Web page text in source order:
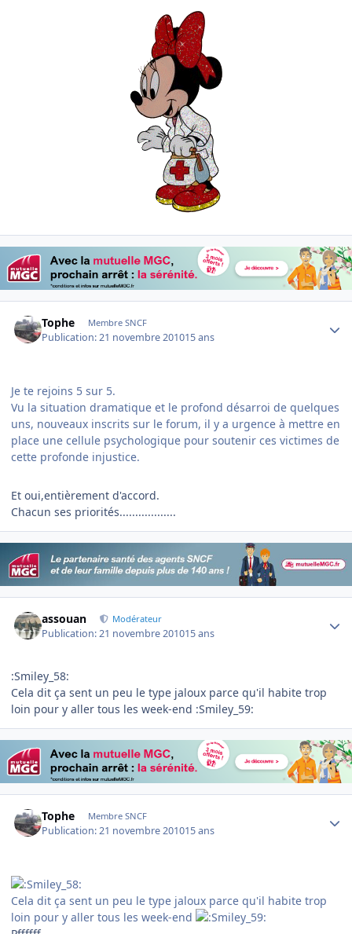
Tophe Membre SNCF
Publication:21 novembre 201015 ans
Je te rejoins 5 sur 5.
Vu la situation dramatique et le profond désarroi de quelques
uns, nouveaux inscrits sur le forum, il y a urgence à mettre en
place une cellule psychologique pour soutenir ces victimes de
cette profonde injustice.
Et oui,entièrement d'accord.
Chacun ses priorités..................
assouan Modérateur
Publication:21 novembre 201015 ans
:Smiley_58:
Cela dit ça sent un peu le type jaloux parce qu'il habite trop
loin pour y aller tous les week-end :Smiley_59:
Tophe Membre SNCF
Publication:21 novembre 201015 ans
Cela dit ça sent un peu le type jaloux parce qu'il habite trop
loin pour y aller tous les week-end